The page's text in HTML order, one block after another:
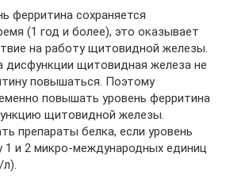
ферритина сохраняется
(1 год и более), это оказывает
на работу щитовидной железы.
дисфункции щитовидная железа не
повышаться. Поэтому
повышать уровень ферритина
щитовидной железы.
препараты белка, если уровень
и 2 микро-международных единиц